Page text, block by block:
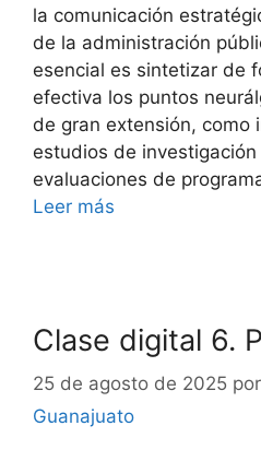
la comunicación
de la administración
esencial es sintetizar de
efectiva los puntos
de gran extensión, como
estudios de
evaluaciones de
Leer más
Clase digital 6.
25 de agosto de 2025 por
Guanajuato